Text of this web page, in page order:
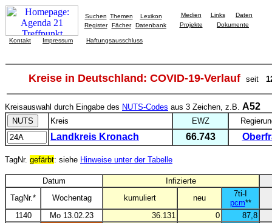
Suchen Themen
Lexikon
Register
Fächer Datenbank
Medien Links
Daten
Projekte
Dokumente
Kontakt Impressum Haftungsausschluss
Kreise in Deutschland: COVID-19-Verlauf seit
Kreisauswahl durch Eingabe des NUTS-Codes aus 3 Zeichen, z.B. A52
Kreis EWZ
Landkreis Kronach 66.743
TagNr. gefärbt: siehe Hinweise unter der Tabelle
Datum
Infizierte
TagNr.*
Wochentag kumuliert neu
7ti-I
pcm**
1140
Mo 13.02.23 36.131 0
87,8